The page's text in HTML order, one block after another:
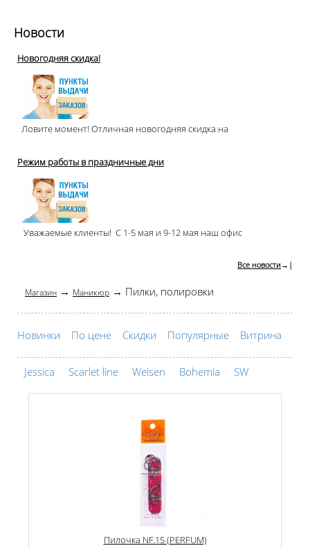
Новости
Новогодняя скидка!
Ловите момент! Отличная новогодняя скидка на
Режим работы в праздничные дни
Уважаемые клиенты! С 1-5 мая и 9-12 мая наш офис
Все новости →|
Магазин → Маникюр → Пилки, полировки
Новинки По цене Скидки Популярные Витрина
Jessica Scarlet line Weisen Bohemia SW
Пилочка NF.15 (PERFUM)